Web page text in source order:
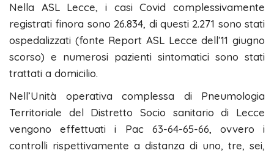
Nella ASL Lecce, i casi Covid complessivamente
registrati finora sono 26.834, di questi 2.271 sono stati
ospedalizzati (fonte Report ASL Lecce dell’11 giugno
scorso) e numerosi pazienti sintomatici sono stati
trattati a domicilio.
Nell’Unità operativa complessa di Pneumologia
Territoriale del Distretto Socio sanitario di Lecce
vengono effettuati i Pac 63-64-65-66, ovvero i
controlli rispettivamente a distanza di uno, tre, sei,